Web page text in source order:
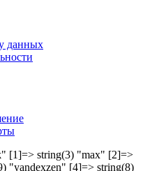
данных
[1]=> string(3) "max" [2]=>
"yandexzen" [4]=> string(8)